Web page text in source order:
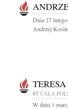
Dnia 27
Andrzej
97 CAŁA
W dniu 1